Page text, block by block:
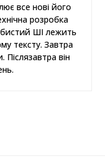
все нові його
розробка
ШІ лежить
тексту. Завтра
він